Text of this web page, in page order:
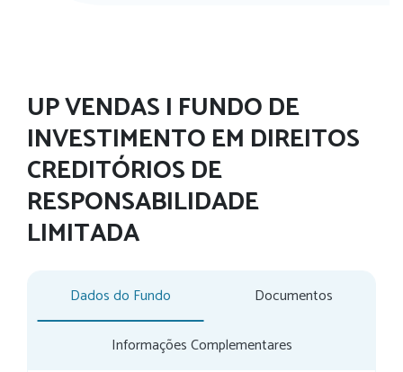
UP VENDAS I FUNDO DE
INVESTIMENTO EM DIREITOS
CREDITÓRIOS DE
RESPONSABILIDADE
LIMITADA
Dados do Fundo Documentos
Informações Complementares